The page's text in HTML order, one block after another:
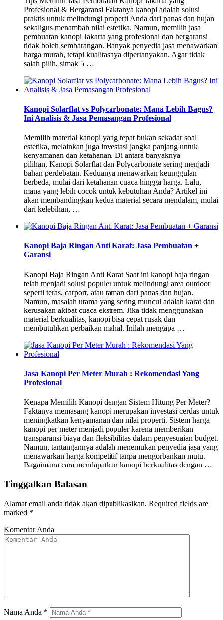
Profesional & Bergaransi Faktanya kanopi adalah solusi
praktis untuk melindungi properti Anda dari panas dan hujan
sekaligus menambah nilai estetika. Namun, memilih jasa
pembuatan kanopi Jakarta yang profesional dan bergaransi
tidak boleh sembarangan. Banyak penyedia jasa menawarkan
harga murah, tetapi kualitasnya dipertanyakan. Agar tidak
salah pilih, simak 5 …
Kanopi Solarflat vs Polycarbonate: Mana Lebih Bagus?
Ini Analisis & Jasa Pemasangan Profesional
Memilih material kanopi yang tepat bukan sekadar soal
estetika, melainkan juga investasi jangka panjang untuk
kenyamanan dan ketahanan. Di antara banyaknya
pilihan, Kanopi Solarflat dan Polycarbonate sering menjadi
bahan perdebatan. Keduanya menawarkan keunggulan
berbeda, mulai dari ketahanan cuaca hingga harga. Lalu,
mana yang lebih cocok untuk kebutuhan Anda? Artikel ini
akan membandingkan kedua material secara mendalam, mulai
dari kelebihan, …
Kanopi Baja Ringan Anti Karat: Jasa Pembuatan +
Garansi
Kanopi Baja Ringan Anti Karat Saat ini kanopi baja ringan
telah menjadi solusi populer untuk melindungi area outdoor
seperti teras, carport, atau taman dari panas dan hujan.
Namun, masalah utama yang sering muncul adalah karat dan
kerusakan akibat cuaca ekstrem. Jika tidak menggunakan
material berkualitas, kanopi bisa cepat rusak dan
membutuhkan perbaikan mahal. Inilah mengapa …
Jasa Kanopi Per Meter Murah : Rekomendasi Yang
Profesional
Kenapa Memilih Kanopi dengan Sistem Hitung Per Meter?
Faktanya memasang kanopi merupakan investasi cerdas untuk
meningkatkan kenyamanan dan nilai properti. Sistem harga
kanopi per meter menjadi populer karena memberikan
transparansi biaya dan fleksibilitas dalam penyesuaian budget.
Namun, tantangannya adalah menemukan penyedia jasa yang
menawarkan harga kompetitif tanpa mengorbankan mutu.
Bagaimana cara mendapatkan kanopi berkualitas dengan …
Tinggalkan Balasan
Alamat email anda tidak akan dipublikasikan. Required fields are
marked *
Komentar Anda
Nama Anda *